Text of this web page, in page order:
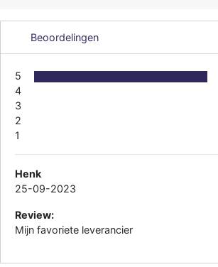
Beoordelingen
5
4
3
2
1
Henk
25-09-2023
Review:
Mijn favoriete leverancier